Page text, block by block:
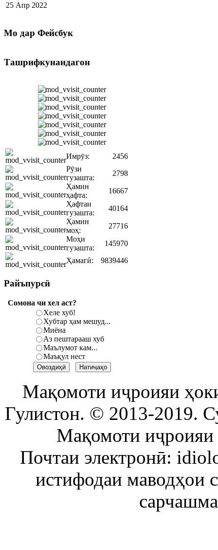
25 Апр 2022
Мо дар Фейсбук
Ташрифкунандагон
Имрӯз:
2456
Рӯзи
гузашта:
2798
Ҳамин
ҳафта:
16667
Ҳафтаи
гузашта:
40164
Ҳамин
моҳ:
27716
Моҳи
гузашта:
145970
Ҳамагӣ: 9839446
Райъпурсӣ
Сомона чи хел аст?
Хеле хуб!
Хубтар ҳам мешуд...
Миёна
Аз пештарааш хуб
Маълумот кам...
Маъқул нест
Мақомоти иҷроияи
Гулистон. © 2013-2019.
Мақомоти иҷроияи
Почтаи электронӣ:
истифодаи маводҳои